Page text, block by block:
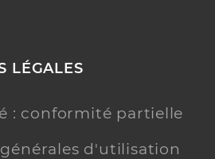
LÉGALES
: conformité partielle
d'utilisation